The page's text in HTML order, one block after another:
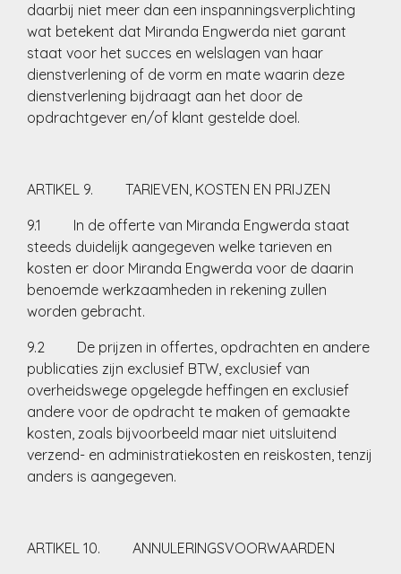
daarbij niet meer dan een inspanningsverplichting
wat betekent dat Miranda Engwerda niet garant
staat voor het succes en welslagen van haar
dienstverlening of de vorm en mate waarin deze
dienstverlening bijdraagt aan het door de
opdrachtgever en/of klant gestelde doel.
ARTIKEL 9. TARIEVEN, KOSTEN EN PRIJZEN
9.1 In de offerte van Miranda Engwerda staat
steeds duidelijk aangegeven welke tarieven en
kosten er door Miranda Engwerda voor de daarin
benoemde werkzaamheden in rekening zullen
worden gebracht.
9.2 De prijzen in offertes, opdrachten en andere
publicaties zijn exclusief BTW, exclusief van
overheidswege opgelegde heffingen en exclusief
andere voor de opdracht te maken of gemaakte
kosten, zoals bijvoorbeeld maar niet uitsluitend
verzend- en administratiekosten en reiskosten, tenzij
anders is aangegeven.
ARTIKEL 10. ANNULERINGSVOORWAARDEN